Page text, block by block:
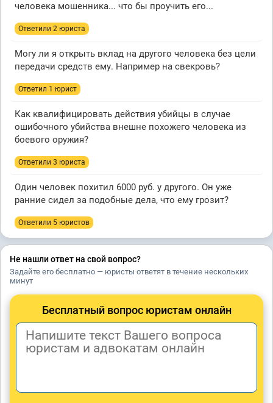
человека мошенника... что бы проучить его...
Ответили 2 юристa
Могу ли я открыть вклад на другого человека без цели
передачи средств ему. Например на свекровь?
Ответил 1 юрист
Как квалифицировать действия убийцы в случае
ошибочного убийства внешне похожего человека из
боевого оружия?
Ответили 3 юристa
Один человек похитил 6000 руб. у другого. Он уже
ранние сидел за подобные дела, что ему грозит?
Ответили 5 юристов
Не нашли ответ на свой вопрос?
Задайте его бесплатно — юристы ответят в течение нескольких
минут
Бесплатный вопрос юристам онлайн